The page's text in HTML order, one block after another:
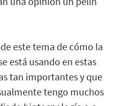
este tema de cómo la
está usando en estas
tan importantes y que
tengo muchos